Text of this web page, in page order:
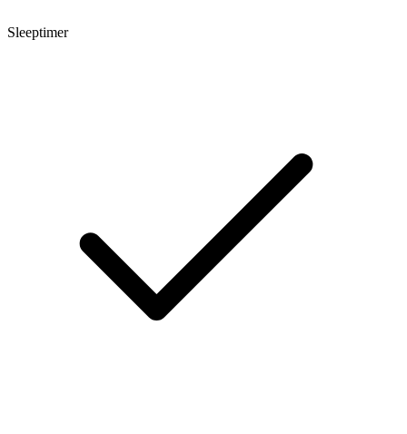
Sleeptimer